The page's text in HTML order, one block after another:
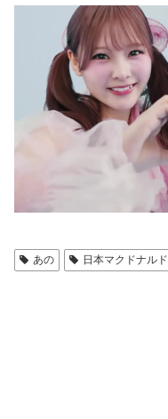
あの 日本マクドナルド